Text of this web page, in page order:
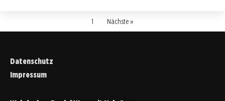
1 Nächste »
Datenschutz
Impressum